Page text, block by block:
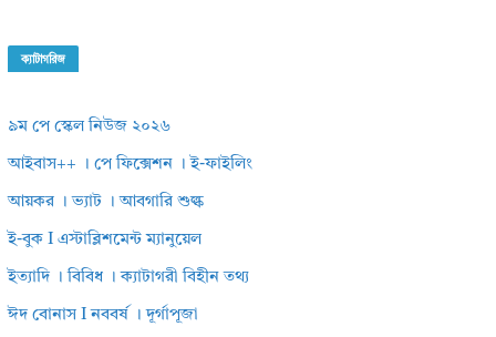
ক্যাটাগরিজ
৯ম পে স্কেল নিউজ ২০২৬
আইবাস++ । পে ফিক্সেশন । ই-ফাইলিং
আয়কর । ভ্যাট । আবগারি শুল্ক
ই-বুক I এস্টাব্লিশমেন্ট ম্যানুয়েল
ইত্যাদি । বিবিধ । ক্যাটাগরী বিহীন তথ্য
ঈদ বোনাস I নববর্ষ । দূর্গাপূজা